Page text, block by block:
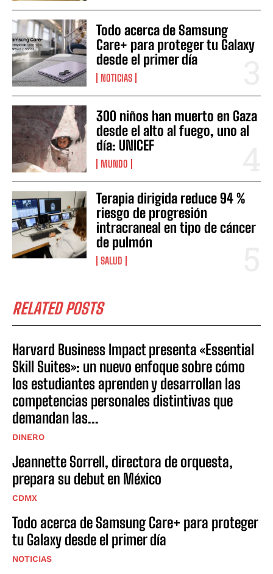
Todo acerca de Samsung
Care+ para proteger tu Galaxy
desde el primer día
NOTICIAS
300 niños han muerto en Gaza
desde el alto al fuego, uno al
día: UNICEF
MUNDO
Terapia dirigida reduce 94 %
riesgo de progresión
intracraneal en tipo de cáncer
de pulmón
SALUD
RELATED POSTS
Harvard Business Impact presenta «Essential
Skill Suites»: un nuevo enfoque sobre cómo
los estudiantes aprenden y desarrollan las
competencias personales distintivas que
demandan las...
DINERO
Jeannette Sorrell, directora de orquesta,
prepara su debut en México
CDMX
Todo acerca de Samsung Care+ para proteger
tu Galaxy desde el primer día
NOTICIAS